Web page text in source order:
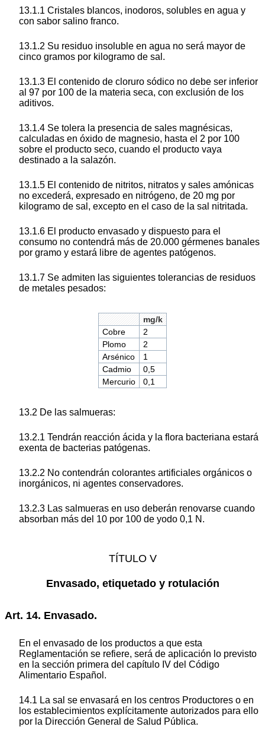
13.1.1 Cristales blancos, inodoros, solubles en agua y
con sabor salino franco.
13.1.2 Su residuo insoluble en agua no será mayor de
cinco gramos por kilogramo de sal.
13.1.3 El contenido de cloruro sódico no debe ser inferior
al 97 por 100 de la materia seca, con exclusión de los
aditivos.
13.1.4 Se tolera la presencia de sales magnésicas,
calculadas en óxido de magnesio, hasta el 2 por 100
sobre el producto seco, cuando el producto vaya
destinado a la salazón.
13.1.5 El contenido de nitritos, nitratos y sales amónicas
no excederá, expresado en nitrógeno, de 20 mg por
kilogramo de sal, excepto en el caso de la sal nitritada.
13.1.6 El producto envasado y dispuesto para el
consumo no contendrá más de 20.000 gérmenes banales
por gramo y estará libre de agentes patógenos.
13.1.7 Se admiten las siguientes tolerancias de residuos
de metales pesados:
mg/k
Cobre
2
Plomo
2
Arsénico
1
Cadmio
0,5
Mercurio
0,1
13.2 De las salmueras:
13.2.1 Tendrán reacción ácida y la flora bacteriana estará
exenta de bacterias patógenas.
13.2.2 No contendrán colorantes artificiales orgánicos o
inorgánicos, ni agentes conservadores.
13.2.3 Las salmueras en uso deberán renovarse cuando
absorban más del 10 por 100 de yodo 0,1 N.
TÍTULO V
Envasado, etiquetado y rotulación
Art. 14. Envasado.
En el envasado de los productos a que esta
Reglamentación se refiere, será de aplicación lo previsto
en la sección primera del capítulo IV del Código
Alimentario Español.
14.1 La sal se envasará en los centros Productores o en
los establecimientos explícitamente autorizados para ello
por la Dirección General de Salud Pública.